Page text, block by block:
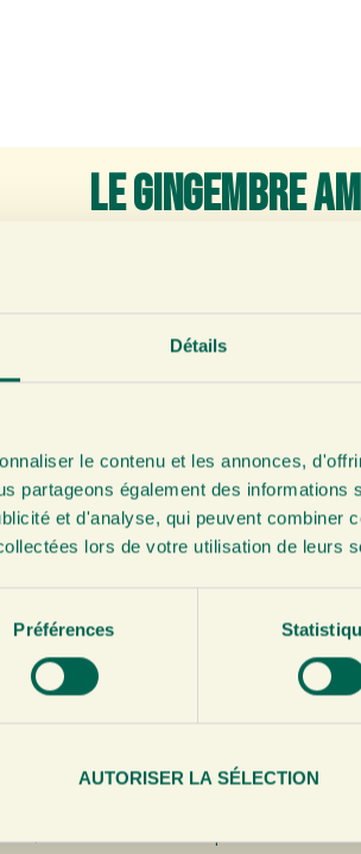
Détails
le contenu et les annonces,
partageons également des informations
et d'analyse, qui peuvent combiner
lors de votre utilisation de leurs
Préférences
AUTORISER LA SÉLECTION
qu’il
rend
Le gingembre
cholestérol dans le sang. Le
Le gingembre
problèmes de
Vous avez du mal à vous
donc important de consommer